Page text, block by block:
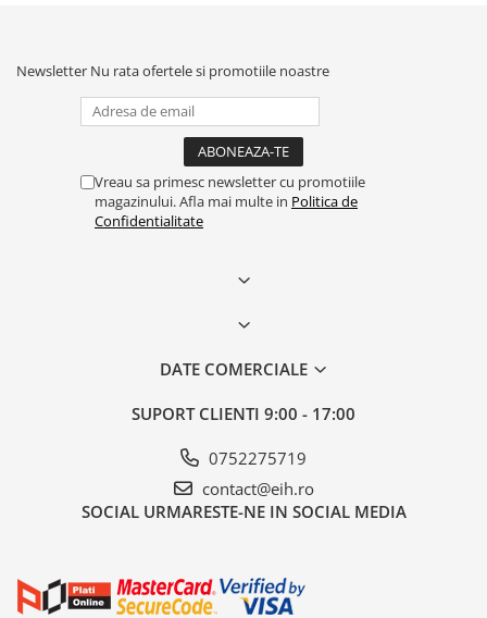
Newsletter Nu rata ofertele si promotiile noastre
Vreau sa primesc newsletter cu promotiile
magazinului. Afla mai multe in Politica de
Confidentialitate
DATE COMERCIALE
SUPORT CLIENTI 9:00 - 17:00
0752275719
contact@eih.ro
SOCIAL URMARESTE-NE IN SOCIAL MEDIA